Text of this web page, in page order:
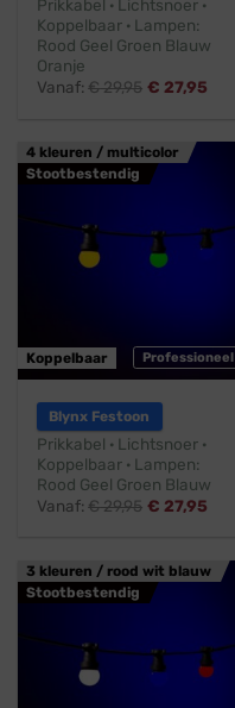
Prikkabel · Lichtsnoer ·
Koppelbaar · Lampen:
Rood Geel Groen Blauw
Oranje
Vanaf:€29,95 € 27,95
4 kleuren / multicolor
Stootbestendig
Professioneel
Koppelbaar
Blynx Festoon
Prikkabel · Lichtsnoer ·
Koppelbaar · Lampen:
Rood Geel Groen Blauw
Vanaf:€29,95 € 27,95
3 kleuren / rood wit blauw
Stootbestendig